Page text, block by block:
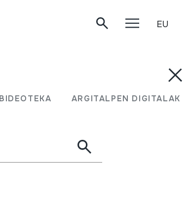
BIDEOTEKA ARGITALPEN DIGITALAK
EU
Larruzko edo bestelako bi mintz ditu